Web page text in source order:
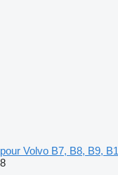
pour Volvo B7, B8, B9,
8